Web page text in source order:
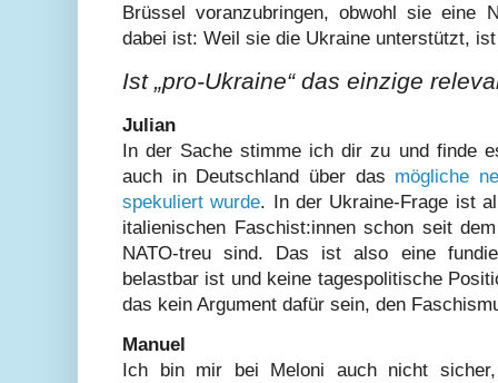
Brüssel voranzubringen, obwohl sie eine
dabei ist: Weil sie die Ukraine unterstützt,
Ist „pro-Ukraine“ das einzige
Julian
In der Sache stimme ich dir zu und finde
auch in Deutschland über das mögliche
spekuliert wurde. In der Ukraine-Frage ist
italienischen Faschist:innen schon seit
NATO-treu sind. Das ist also eine
belastbar ist und keine tagespolitische
das kein Argument dafür sein, den
Manuel
Ich bin mir bei Meloni auch nicht